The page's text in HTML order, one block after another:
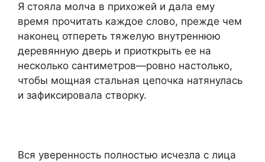
Я стояла молча в прихожей и дала ему
время прочитать каждое слово, прежде чем
наконец отпереть тяжелую внутреннюю
деревянную дверь и приоткрыть ее на
несколько сантиметров—ровно настолько,
чтобы мощная стальная цепочка натянулась
и зафиксировала створку.
Вся уверенность полностью исчезла с лица